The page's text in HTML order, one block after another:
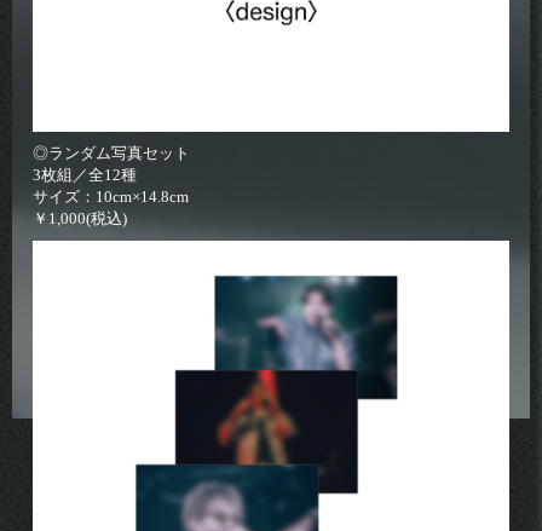
◎ランダム写真セット
3枚組／全12種
サイズ：10cm×14.8cm
￥1,000(税込)